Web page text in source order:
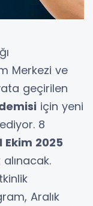
Merkezi ve
geçirilen
için yeni
8
Ekim 2025
Aralık